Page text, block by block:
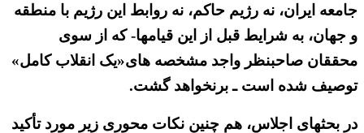
جامعه ایران، نه رژیم حاکم، نه روابط این رژیم با منطقه
و جهان، به شرایط قبل از این قیامها- که از سوی
محققان صاحبنظر واجد مشخصه های«یک انقلاب کامل»
توصیف شده است ـ برنخواهد گشت.
در بحثهای اجلاس، هم چنین نکات محوری زیر مورد تأکید